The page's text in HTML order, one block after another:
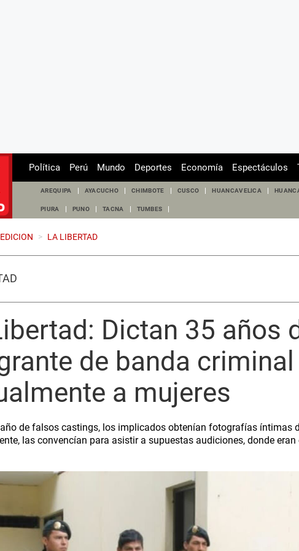
Política Perú Mundo Deportes Economía Espectáculos
AREQUIPA AYACUCHO CHIMBOTE CUSCO HUANCAVELICA
PIURA PUNO TACNA TUMBES
EDICION > LA LIBERTAD
Dictan 35 años
de banda
a mujeres
de falsos castings, los implicados obtenían fotografías íntimas
las convencían para asistir a supuestas audiciones, donde